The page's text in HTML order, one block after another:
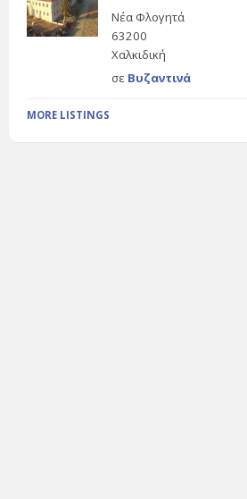
Νέα Φλογητά
63200
Χαλκιδική
σε Βυζαντινά
MORE LISTINGS